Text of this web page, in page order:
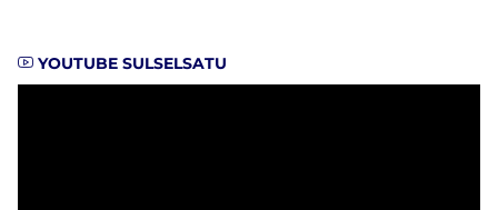
YOUTUBE SULSELSATU